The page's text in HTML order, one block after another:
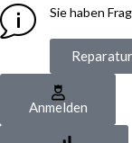
Sie haben
Anmelden